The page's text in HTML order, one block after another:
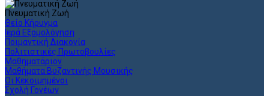
Πνευματική Ζωή
Θείο Κήρυγμα
Ιερά Εξομολόγηση
Ποιμαντική Διακονία
Πολιτιστικές Πρωτοβουλίες
Μαθηματάριον
Μαθήματα Βυζαντινής Μουσικής
Οι Κεκοιμημένοι
Σχολή Γονέων